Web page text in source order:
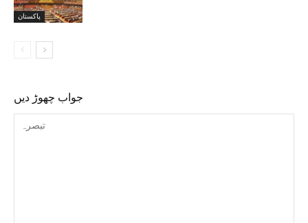
پاکستان
جواب چھوڑ دیں